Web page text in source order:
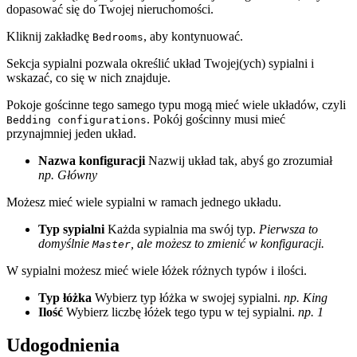
dopasować się do Twojej nieruchomości.
Kliknij zakładkę Bedrooms, aby kontynuować.
Sekcja sypialni pozwala określić układ Twojej(ych) sypialni i
wskazać, co się w nich znajduje.
Pokoje gościnne tego samego typu mogą mieć wiele układów, czyli
Bedding configurations. Pokój gościnny musi mieć
przynajmniej jeden układ.
Nazwa konfiguracji Nazwij układ tak, abyś go zrozumiał
np. Główny
Możesz mieć wiele sypialni w ramach jednego układu.
Typ sypialni Każda sypialnia ma swój typ. Pierwsza to
domyślnie Master , ale możesz to zmienić w konfiguracji.
W sypialni możesz mieć wiele łóżek różnych typów i ilości.
Typ łóżka Wybierz typ łóżka w swojej sypialni. np. King
Ilość Wybierz liczbę łóżek tego typu w tej sypialni. np. 1
Udogodnienia